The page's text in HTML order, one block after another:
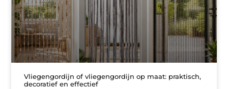
Vliegengordijn of vliegengordijn op maat: praktisch,
decoratief en effectief